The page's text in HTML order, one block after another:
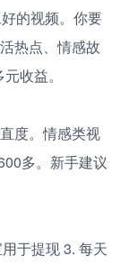
的视频。你要
热点、情感故
收益。
度。情感类视
多。新手建议
于提现 3. 每天